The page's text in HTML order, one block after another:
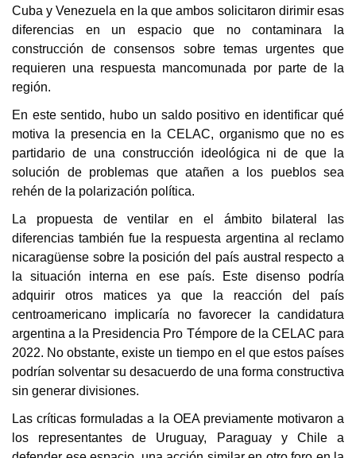
Cuba y Venezuela en la que ambos solicitaron dirimir esas
diferencias en un espacio que no contaminara la
construcción de consensos sobre temas urgentes que
requieren una respuesta mancomunada por parte de la
región.
En este sentido, hubo un saldo positivo en identificar qué
motiva la presencia en la CELAC, organismo que no es
partidario de una construcción ideológica ni de que la
solución de problemas que atañen a los pueblos sea
rehén de la polarización política.
La propuesta de ventilar en el ámbito bilateral las
diferencias también fue la respuesta argentina al reclamo
nicaragüense sobre la posición del país austral respecto a
la situación interna en ese país. Este disenso podría
adquirir otros matices ya que la reacción del país
centroamericano implicaría no favorecer la candidatura
argentina a la Presidencia Pro Témpore de la CELAC para
2022. No obstante, existe un tiempo en el que estos países
podrían solventar su desacuerdo de una forma constructiva
sin generar divisiones.
Las críticas formuladas a la OEA previamente motivaron a
los representantes de Uruguay, Paraguay y Chile a